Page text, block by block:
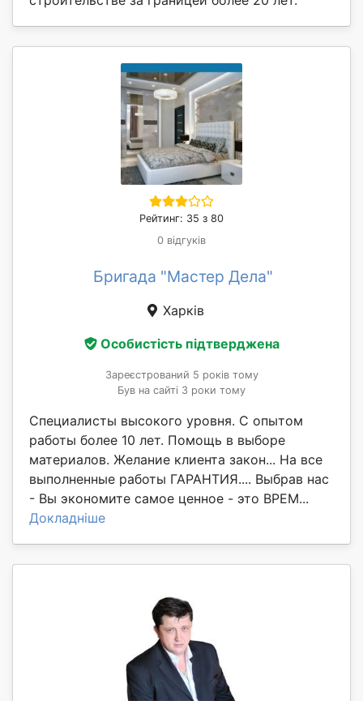
Рейтинг: 35 з 80
0 відгуків
Бригада "Мастер Дела"
Харків
Особистість підтверджена
Зареєстрований 5 років тому
Був на сайті 3 роки тому
Специалисты высокого уровня. С опытом
работы более 10 лет. Помощь в выборе
материалов. Желание клиента закон... На все
выполненные работы ГАРАНТИЯ.... Выбрав нас
- Вы экономите самое ценное - это ВРЕМ...
Докладніше